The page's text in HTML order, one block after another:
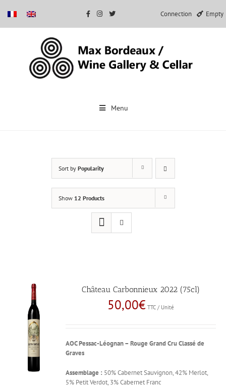
Connection Empty
Menu
Sort by Popularity
Show 12 Products
Château Carbonnieux 2022 (75cl)
50,00€ TTC / Unité
AOC Pessac-Léognan – Rouge Grand Cru Classé de
Graves
Assemblage : 50% Cabernet Sauvignon, 42% Merlot,
5% Petit Verdot, 3% Cabernet Franc